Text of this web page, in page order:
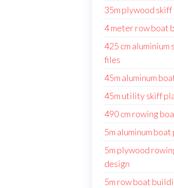
35m plywood skiff
4 meter row boat
425 cm
files
45m aluminum
45m utility skiff
490 cm rowing
5m aluminum boat
5m plywood
design
5m row boat